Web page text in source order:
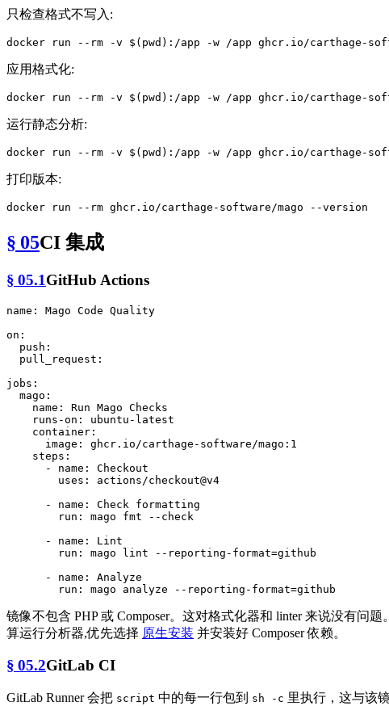
只检查格式不写入:
docker run -- rm -v $( pwd ):/app -w /app ghcr.io/carthage-
应用格式化:
docker run -- rm -v $( pwd ):/app -w /app ghcr.io/carthage-
运行静态分析:
docker run -- rm -v $( pwd
打印版本:
docker run -- rm
§ 05CI 集成
§ 05.1GitHub Actions
name: Mago Code Quality
on:
push:
pull_request:
jobs:
mago:
name:
Run Mago Checks
runs-on:
ubuntu-latest
container:
image:
ghcr.io/carthage-software/mago:1
steps:
-
name:
Checkout
uses:
actions/checkout@v4
-
name: Check
formatting
run:
mago fmt
--check
-
name:
Lint
run:
mago lint
--reporting-format=github
-
name:
Analyze
run:
mago analyze --reporting-format=github
镜像不包含 PHP 或 Composer。这对格式化器和 linter 来说没有问
算运行分析器,优先选择 原生安装 并安装好 Composer 依赖。
§ 05.2GitLab CI
GitLab Runner 会把 script 中的每一行包到 sh -c 里执行，这与该